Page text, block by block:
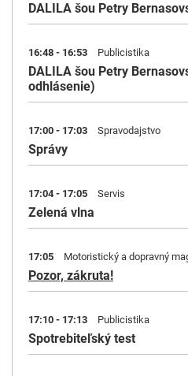
DALILA šou Petry
16:48 - 16:53 Publicistika
DALILA šou Petry
odhlásenie)
17:00 - 17:03 Spravodajstvo
Správy
17:04 - 17:05 Servis
Zelená vlna
17:05 Motoristický a dopravný
Pozor, zákruta!
17:10 - 17:13 Publicistika
Spotrebiteľský test